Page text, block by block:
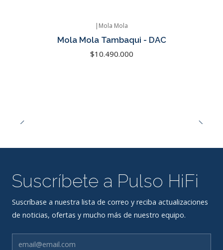
| Mola Mola
Mola Mola Tambaqui - DAC
$10.490.000
Suscríbete a Pulso HiFi
Suscríbase a nuestra lista de correo y reciba actualizaciones
de noticias, ofertas y mucho más de nuestro equipo.